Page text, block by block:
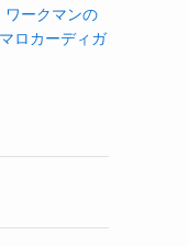
ワークマンの
ロカーディガ